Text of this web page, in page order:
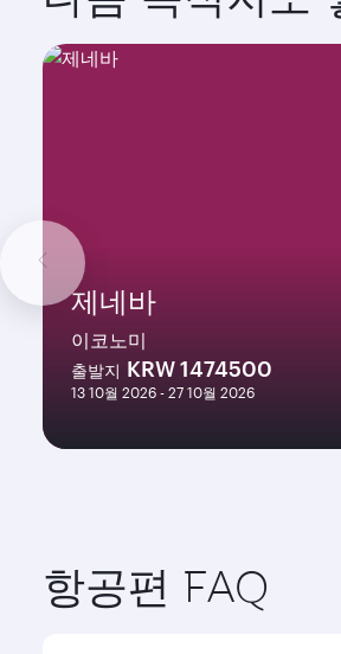
제네바
이코노미
출발지 KRW 1474500
13 10월 2026 - 27 10월 2026
항공편 FAQ